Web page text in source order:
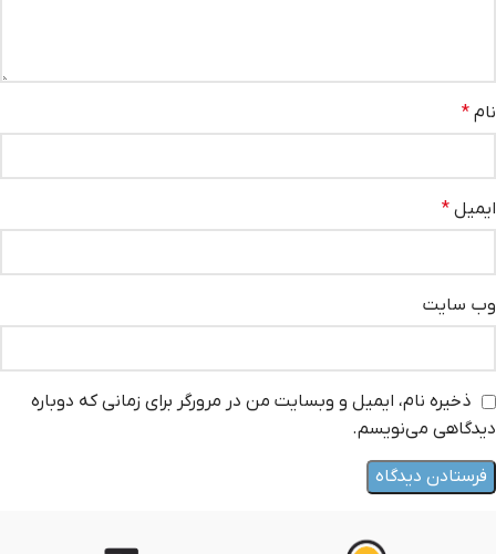
نام *
ایمیل *
وب‌ سایت
ذخیره نام، ایمیل و وبسایت من در مرورگر برای زمانی که دوباره
دیدگاهی می‌نویسم.